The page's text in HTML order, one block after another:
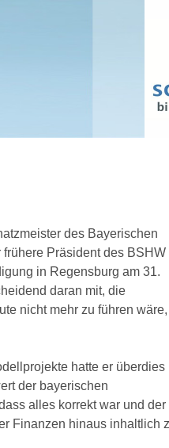
des Bayerischen
Präsident des BSHW
in Regensburg am 31.
daran mit, die
nicht mehr zu führen wäre,
hatte er überdies
der bayerischen
alles korrekt war und der
Finanzen hinaus inhaltlich